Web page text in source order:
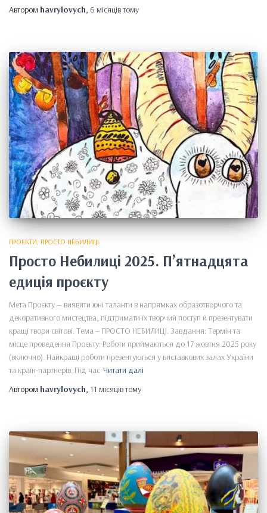
Автором havrylovych, 6 місяцівтому
ПРОЕКТИ ПРОСТО НЕБИЛИЦІ
Просто Небилиці 2025. Пʼятнадцята
едиція проєкту
Мета Проєкту — виявити юні таланти в напрямках образотворчого та
декоративного мистецтва, підтримати їх творчий поступ й презентувати
кращі твори світові. Тема – ПРОСТО НЕБИЛИЦІ. Завдання: Термін та
місце проведення Проєкту: Роботи приймаються до 17 жовтня 2025 року
(включно). Найкращі роботи презентуються у виставкових залах України
та країн-партнерів. Під час Читати далі
Автором havrylovych, 11 місяцівтому